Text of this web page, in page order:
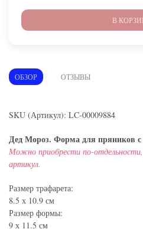
В
ОБЗОР ОТЗЫВЫ
SKU (Артикул): LC-00009884
Дед Мороз. Форма для пряников
Можно приобрести по-
артикул.
Размер трафарета:
8.5 х 10.9 см
Размер формы:
9 х 11.5 см